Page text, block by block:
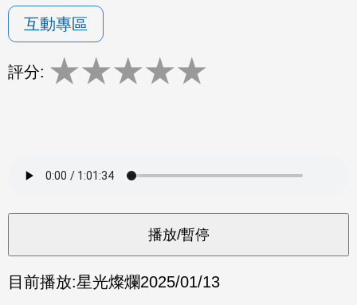
互動專區
評分: ★★★★★
目前播放:星光燦爛2025/01/13